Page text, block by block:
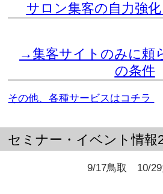
サロン集客の自力強
→集客サイトのみに頼
の条件
その他、各種サービスはコチラ
セミナー・イベント情報
9/17鳥取 10/29